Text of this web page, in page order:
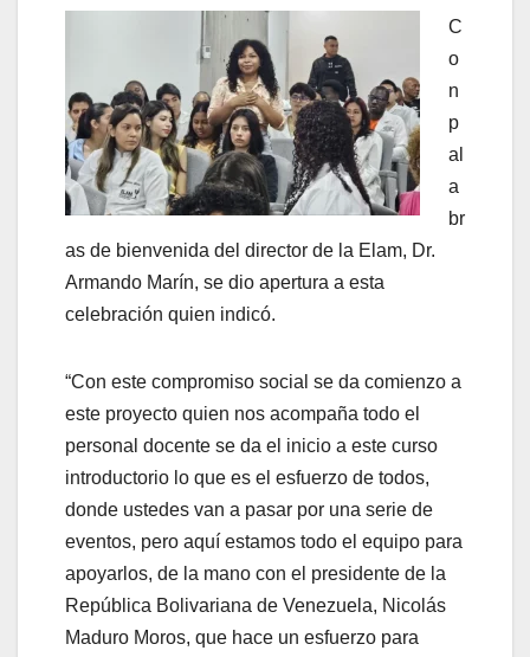
C
o
n
p
al
a
br
as de bienvenida del director de la Elam, Dr.
Armando Marín, se dio apertura a esta
celebración quien indicó.
“Con este compromiso social se da comienzo a
este proyecto quien nos acompaña todo el
personal docente se da el inicio a este curso
introductorio lo que es el esfuerzo de todos,
donde ustedes van a pasar por una serie de
eventos, pero aquí estamos todo el equipo para
apoyarlos, de la mano con el presidente de la
República Bolivariana de Venezuela, Nicolás
Maduro Moros, que hace un esfuerzo para